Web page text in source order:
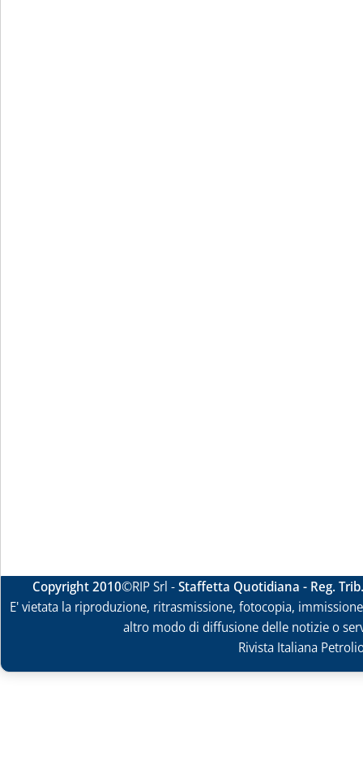
Copyright 2010©RIP Srl -Staffetta Quotidiana - Reg.
E' vietata la riproduzione, ritrasmissione, fotocopia,
altro modo di diffusione delle notizie o
Rivista Italiana